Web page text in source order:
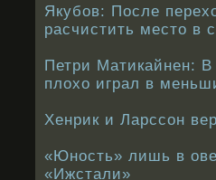
Якубов: После
расчистить место в
Петри Матикайнен: В
плохо играл в
Хенрик и Ларссон
«Юность» лишь в
«Ижстали»